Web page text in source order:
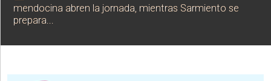
mendocina abren la jornada, mientras Sarmiento se
prepara...